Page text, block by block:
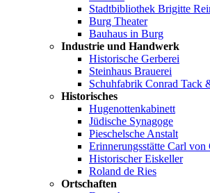
Stadtbibliothek Brigitte
Burg Theater
Bauhaus in Burg
Industrie und Handwerk
Historische Gerberei
Steinhaus Brauerei
Schuhfabrik Conrad Tack
Historisches
Hugenottenkabinett
Jüdische Synagoge
Pieschelsche Anstalt
Erinnerungsstätte Carl von
Historischer Eiskeller
Roland de Ries
Ortschaften